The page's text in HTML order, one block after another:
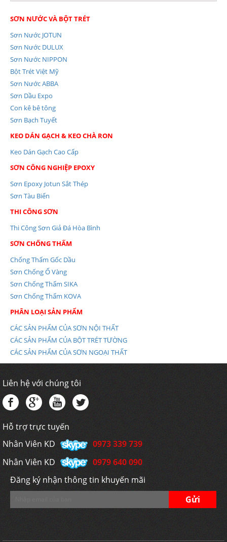
SƠN NƯỚC VÀ BỘT TRÉT
Sơn Nước JOTUN
Sơn Nước DULUX
Sơn Nước NIPPON
Bột Trét Việt Mỹ
Sơn Nước ABBA
Sơn Dầu Expo
Con kê bê tông
Sơn Bạch Tuyết
KEO DÁN GẠCH & KEO CHÀ RON
Keo Dán Gạch Cao Cấp
SƠN CÔNG NGHIỆP EPOXY
Sơn Epoxy Jotun Sắt Thép
Sơn Tàu Biển
THI CÔNG SƠN
Thi Công Sơn Giả Đá Hòa Bình
SƠN CHỐNG THẤM
Chống Thấm Gốc Dầu
Sơn Chống Ố Vàng
Sơn Chống Thấm SIKA
Sơn Chống Thấm KOVA
PHÂN LOẠI SẢN PHẨM
CÁC SẢN PHẨM CỦA SƠN NỘI THẤT
CÁC SẢN PHẨM CỦA BỘT TRÉT TƯỜNG
CÁC SẢN PHẨM CỦA SƠN NGOẠI THẤT
Liên hệ với chúng tôi
Hỗ trợ trực tuyến
Nhân Viên KD
0973 339 739
Nhân Viên KD
0979 640 090
Đăng ký nhận thông tin khuyến mãi